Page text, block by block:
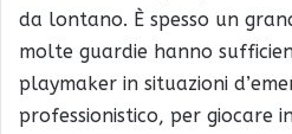
da lontano. È spesso un
molte guardie hanno
playmaker in situazioni
professionistico, per giocare